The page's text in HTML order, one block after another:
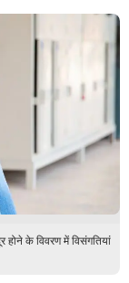
के विवरण में विसंगतियां